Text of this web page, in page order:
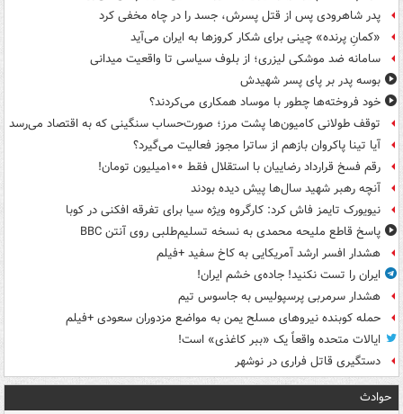
پدر شاهرودی پس از قتل پسرش، جسد را در چاه مخفی کرد
«کمانِ پرنده» چینی برای شکار کروزها به ایران می‌آید
سامانه ضد موشکی لیزری؛ از بلوف سیاسی تا واقعیت میدانی
بوسه‌ پدر بر پای پسر شهیدش
خود فروخته‌ها چطور با موساد همکاری می‌کردند؟
توقف طولانی کامیون‌ها پشت مرز؛ صورت‌حساب سنگینی که به اقتصاد می‌رسد
آیا تینا پاکروان بازهم از ساترا مجوز فعالیت می‌گیرد؟
رقم فسخ قرارداد رضاییان با استقلال فقط ۱۰۰میلیون تومان!
آنچه رهبر شهید سال‌ها پیش دیده بودند
نیویورک تایمز فاش کرد: کارگروه ویژه سیا برای تفرقه افکنی در کوبا
پاسخ قاطع ملیحه محمدی به نسخه تسلیم‌طلبی روی آنتن BBC
هشدار افسر ارشد آمریکایی به کاخ سفید +فیلم
ایران را تست نکنید! جاده‌ی خشم ایران!
هشدار سرمربی پرسپولیس به جاسوس تیم
حمله کوبنده نیروهای مسلح یمن به مواضع مزدوران سعودی +فیلم
ایالات متحده واقعاً یک «ببر کاغذی» است!
دستگیری قاتل فراری در نوشهر
حوادث